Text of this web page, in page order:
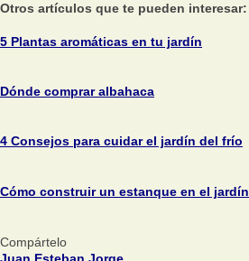
Otros artículos que te pueden interesar:
5 Plantas aromáticas en tu jardín
Dónde comprar albahaca
4 Consejos para cuidar el jardín del frío
Cómo construir un estanque en el jardín
Compártelo